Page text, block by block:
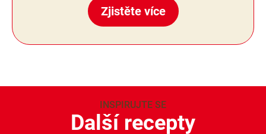
Zjistěte více
INSPIRUJTE SE
Další recepty